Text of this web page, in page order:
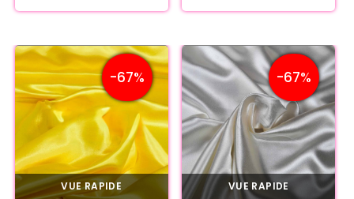
-67%
VUE RAPIDE
-67%
VUE RAPIDE